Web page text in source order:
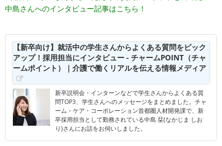
中島さんへのインタビュー記事はこちら！
【新卒向け】就活中の学生さんからよくある質問をピック
アップ！採用担当にインタビュー - チャームPOINT（チャ
ームポイント）｜介護で働くリアルを伝える情報メディア
新卒説明会・インターンなどで学生さんからよくある質
問TOP3、学生さんへのメッセージをまとめました。チャ
ーム・ケア・コーポレーション首都圏人材開発課で、新
卒採用担当として勤務されている中島 栞(なかじま しお
り)さんにお話をお伺いしました。